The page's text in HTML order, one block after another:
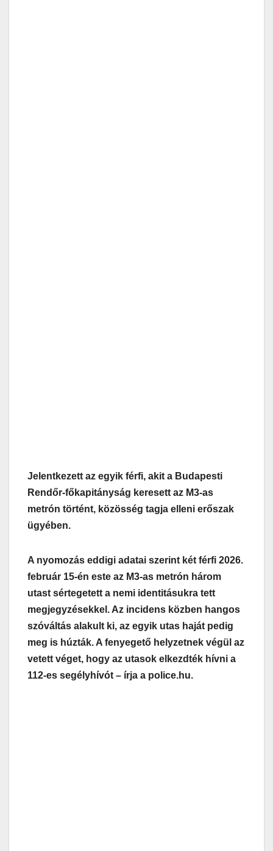
Jelentkezett az egyik férfi, akit a Budapesti
Rendőr-főkapitányság keresett az M3-as
metrón történt, közösség tagja elleni erőszak
ügyében.
A nyomozás eddigi adatai szerint két férfi 2026.
február 15-én este az M3-as metrón három
utast sértegetett a nemi identitásukra tett
megjegyzésekkel. Az incidens közben hangos
szóváltás alakult ki, az egyik utas haját pedig
meg is húzták. A fenyegető helyzetnek végül az
vetett véget, hogy az utasok elkezdték hívni a
112-es segélyhívót – írja a police.hu.